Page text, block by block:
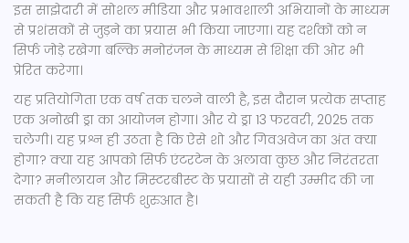
इस साझेदारी में सोशल मीडिया और प्रभावशाली अभियानों के माध्यम
से प्रशंसकों से जुड़ने का प्रयास भी किया जाएगा। यह दर्शकों को न
सिर्फ जोड़े रखेगा बल्कि मनोरंजन के माध्यम से शिक्षा की ओर भी
प्रेरित करेगा।
यह प्रतियोगिता एक वर्ष तक चलने वाली है, इस दौरान प्रत्येक सप्ताह
एक अनोखी ड्रा का आयोजन होगा। और ये ड्रा 13 फरवरी, 2025 तक
चलेगी। यह प्रश्न ही उठता है कि ऐसे शो और गिवअवेज का अंत क्या
होगा? क्या यह आपको सिर्फ एंटरटेन के अलावा कुछ और निरंतरता
देगा? मनीलायन और मिस्टरबीस्ट के प्रयासों से यही उम्मीद की जा
सकती है कि यह सिर्फ शुरुआत है।